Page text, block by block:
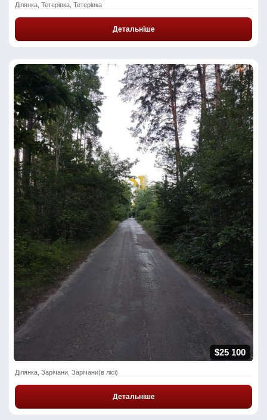
Ділянка, Тетерівка, Тетерівка
Детальніше
$25 100
Ділянка, Зарічани, Зарічани(в лісі)
Детальніше